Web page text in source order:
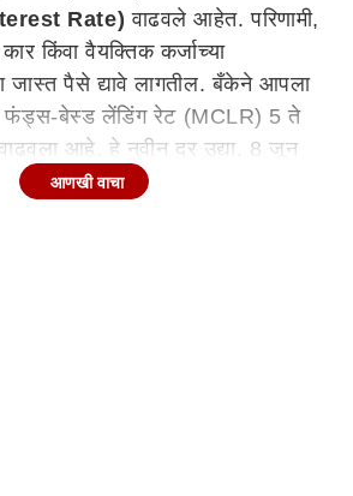
Rate)वाढवले ​​आहेत. परिणामी,
किंवा वैयक्तिक कर्जाच्या
जास्त पैसे द्यावे लागतील. बँकेने आपला
फंड्स-बेस्ड लेंडिंग रेट (MCLR) 5 ते
आहे. हे नवीन दर उद्या, 8 जून
आहेत.
आणखी वाचा